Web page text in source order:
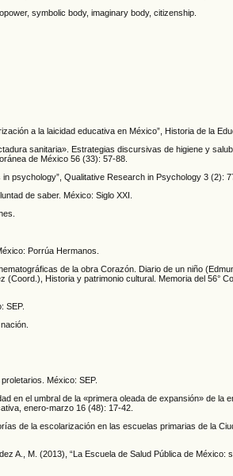
symbolic body, imaginary body, citizenship.
a la laicidad educativa en México”, Historia de la
sanitaria». Estrategias discursivas de higiene y
de México 56 (33): 57-88.
psychology”, Qualitative Research in Psychology 3 (2):
de saber. México: Siglo XXI.
Porrúa Hermanos.
de la obra Corazón. Diario de un niño
Historia y patrimonio cultural. Memoria del 56°
SEP.
México: SEP.
en el umbral de la «primera oleada de expansión» de la
enero-marzo 16 (48): 17-42.
de la escolarización en las escuelas primarias de la
A., M. (2013), “La Escuela de Salud Pública de México: